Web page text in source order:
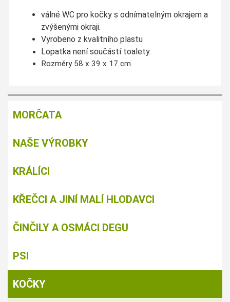
válné WC pro kočky s odnímatelným okrajem a
zvýšenými okraji.
Vyrobeno z kvalitního plastu
Lopatka není součástí toalety.
Rozměry 58 x 39 x 17 cm
MORČATA
NAŠE VÝROBKY
KRÁLÍCI
KŘEČCI A JINÍ MALÍ HLODAVCI
ČINČILY A OSMÁCI DEGU
PSI
KOČKY